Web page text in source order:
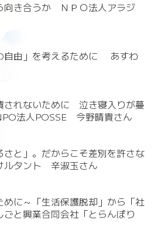
向き合うか ＮＰＯ法人アラジ
自由」を考えるために あすわ
されないために 泣き寝入りが蔓
法人POSSE 今野晴貴さん
さと」。だからこそ差別を許さな
タント 辛淑玉さん
に～「生活保護脱却」から「社
と興業合同会社「とらんぽり